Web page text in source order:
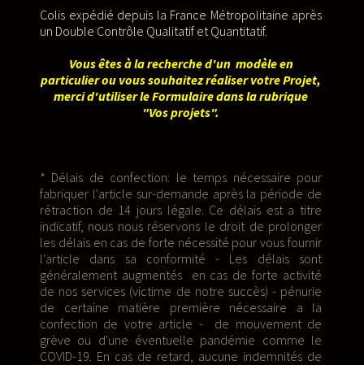
Colis expédié depuis la France Métropolitaine après
un Double Contrôle Qualitatif et Quantitatif.
Vous êtes à la recherche d'un modèle en
particulier ou vous souhaitez réaliser votre Projet,
merci d'utiliser le Formulaire dans la rubrique
"Vos projets".
* Délais de confection: le temps nécessaire pour
fabriquer l'article sur-demande après la période de
rétraction de 14 jours légale. Ce délais est a titre
indicatif, nous nous réservons le droit de prolonger
les délais en cas de forte nécessité pour vous fournir
l'article dans sa conformité - Les délais sont
généralement augmentés en cas de forte activité
de nos services (victime de notre succès) - pénurie
de certaine matière première nécessaire a la
confection de votre article - de mouvement de
grève ou d'une éventuelle pandémie comme le
COVID-19. En cas de retard, aucune indemnités de